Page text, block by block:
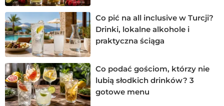
Co pić na all inclusive w Turcji?
Drinki, lokalne alkohole i
praktyczna ściąga
Co podać gościom, którzy nie
lubią słodkich drinków? 3
gotowe menu